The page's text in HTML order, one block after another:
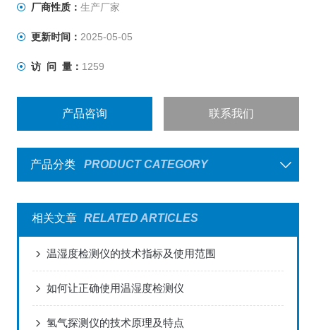
厂商性质： 生产厂家
更新时间： 2025-05-05
访 问 量： 1259
产品咨询 联系我们
产品分类 PRODUCT CATEGORY
相关文章 RELATED ARTICLES
温湿度检测仪的技术指标及使用范围
如何让正确使用温湿度检测仪
氢气探测仪的技术原理及特点